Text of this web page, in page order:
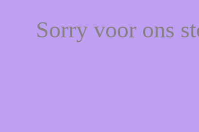
Sorry voor ons